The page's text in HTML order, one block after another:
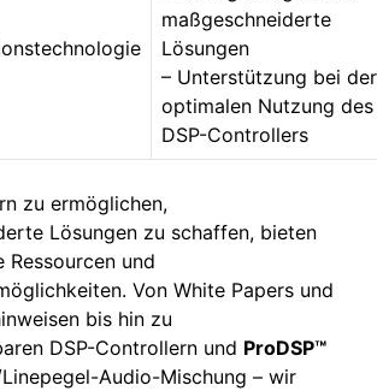
maßgeschneiderte
Lösungen
– Unterstützung bei der
optimalen Nutzung des
DSP-Controllers
zu ermöglichen,
Lösungen zu schaffen, bieten
Ressourcen und
Von White Papers und
bis hin zu
DSP-Controllern und ProDSP™
Audio-Mischung – wir